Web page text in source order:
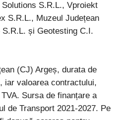
S.R.L., Vproiekt
S.R.L., Muzeul Județean
și Geotesting C.I.
(CJ) Argeș, durata de
iar valoarea contractului,
Sursa de finanțare a
de Transport 2021-2027. Pe